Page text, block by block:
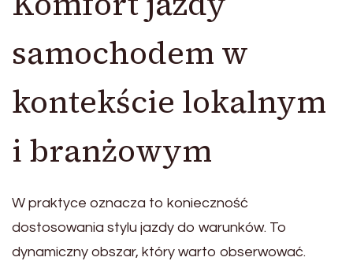
samochodem w
kontekście lokalnym
i branżowym
W praktyce oznacza to konieczność
dostosowania stylu jazdy do warunków. To
dynamiczny obszar, który warto obserwować.